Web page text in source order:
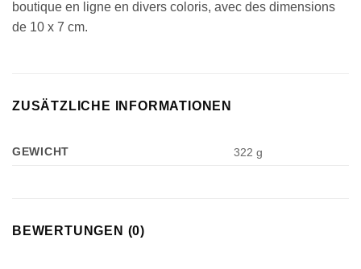
boutique en ligne en divers coloris, avec des dimensions
de 10 x 7 cm.
ZUSÄTZLICHE INFORMATIONEN
GEWICHT 322 g
BEWERTUNGEN (0)